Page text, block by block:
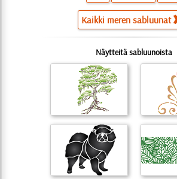
Kaikki meren sabluunat
Näytteitä sabluunoista